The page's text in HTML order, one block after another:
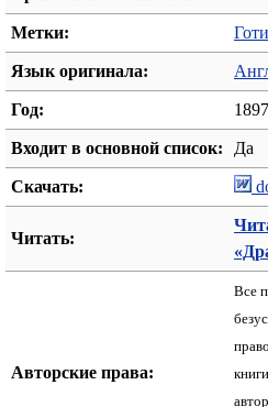
Метки:
Язык оригинала:
Год: 1897
Входит в основной список: Да
Скачать:
Читать:
Авторские права:
Все